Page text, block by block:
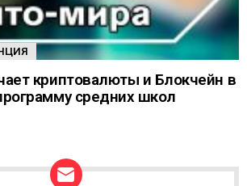
криптовалюты и Блокчейн в
средних школ